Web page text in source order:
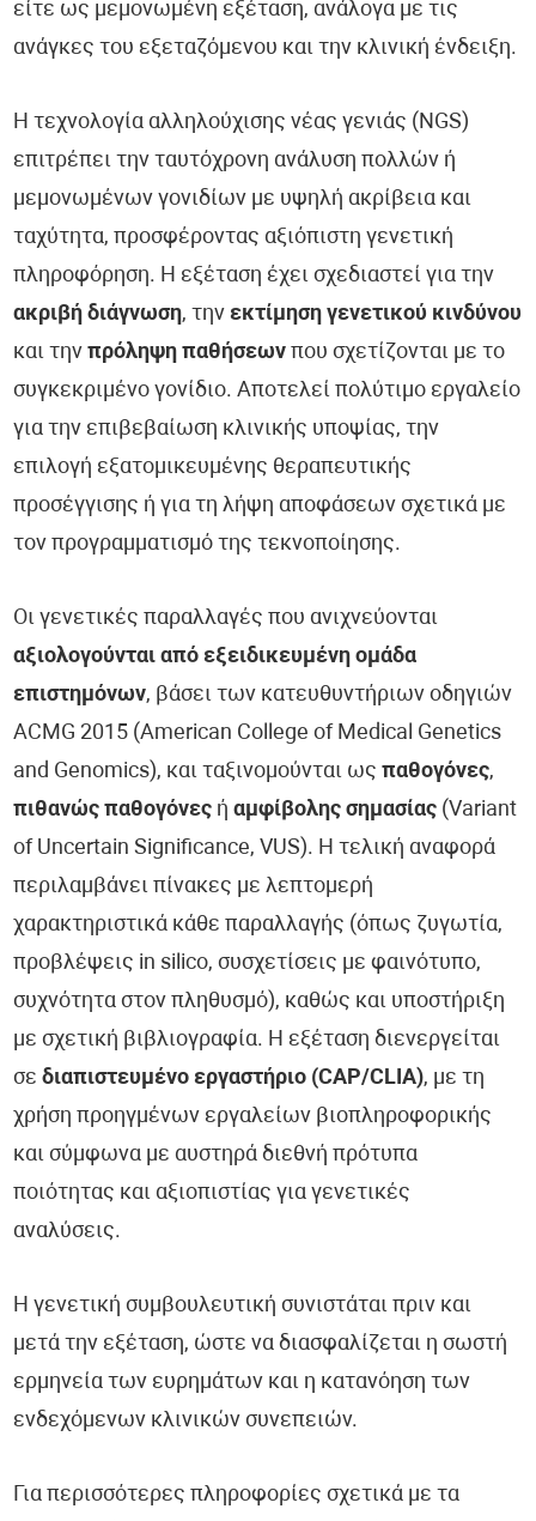
είτε ως μεμονωμένη εξέταση, ανάλογα με τις
ανάγκες του εξεταζόμενου και την κλινική ένδειξη.
Η τεχνολογία αλληλούχισης νέας γενιάς (NGS)
επιτρέπει την ταυτόχρονη ανάλυση πολλών ή
μεμονωμένων γονιδίων με υψηλή ακρίβεια και
ταχύτητα, προσφέροντας αξιόπιστη γενετική
πληροφόρηση. Η εξέταση έχει σχεδιαστεί για την
ακριβή διάγνωση, τηνεκτίμηση γενετικού κινδύνου
και τηνπρόληψη παθήσεων που σχετίζονται με το
συγκεκριμένο γονίδιο. Αποτελεί πολύτιμο εργαλείο
για την επιβεβαίωση κλινικής υποψίας, την
επιλογή εξατομικευμένης θεραπευτικής
προσέγγισης ή για τη λήψη αποφάσεων σχετικά με
τον προγραμματισμό της τεκνοποίησης.
Οι γενετικές παραλλαγές που ανιχνεύονται
αξιολογούνται από εξειδικευμένη ομάδα
επιστημόνων, βάσει των κατευθυντήριων οδηγιών
ACMG 2015 (American College of Medical Genetics
and Genomics), και ταξινομούνται ωςπαθογόνες,
πιθανώς παθογόνες ήαμφίβολης σημασίας (Variant
of Uncertain Significance, VUS). Η τελική αναφορά
περιλαμβάνει πίνακες με λεπτομερή
χαρακτηριστικά κάθε παραλλαγής (όπως ζυγωτία,
προβλέψεις in silico, συσχετίσεις με φαινότυπο,
συχνότητα στον πληθυσμό), καθώς και υποστήριξη
με σχετική βιβλιογραφία. Η εξέταση διενεργείται
σεδιαπιστευμένο εργαστήριο (CAP/CLIA), με τη
χρήση προηγμένων εργαλείων βιοπληροφορικής
και σύμφωνα με αυστηρά διεθνή πρότυπα
ποιότητας και αξιοπιστίας για γενετικές
αναλύσεις.
Η γενετική συμβουλευτική συνιστάται πριν και
μετά την εξέταση, ώστε να διασφαλίζεται η σωστή
ερμηνεία των ευρημάτων και η κατανόηση των
ενδεχόμενων κλινικών συνεπειών.
Για περισσότερες πληροφορίες σχετικά με τα